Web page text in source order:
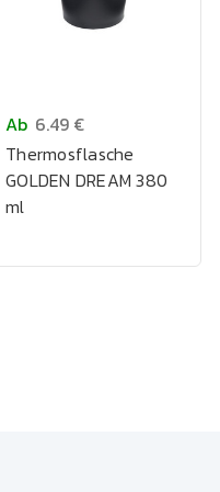
Ab 6.49 €
Thermosflasche
GOLDEN DREAM 380
ml